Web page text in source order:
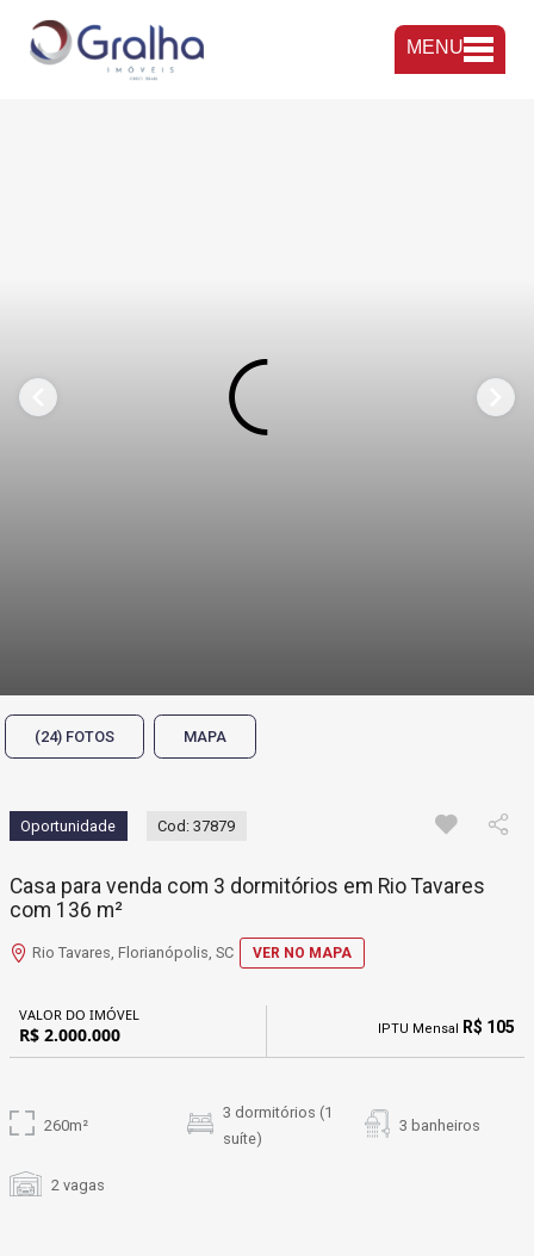
MENU
(24) FOTOS MAPA
Oportunidade Cod: 37879
Casa para venda com 3 dormitórios em Rio Tavares
com 136 m²
Rio Tavares, Florianópolis, SC VER NO MAPA
VALOR DO IMÓVEL
R$ 2.000.000 IPTU Mensal R$ 105
260m²
3 dormitórios (1
suíte)
3 banheiros
2 vagas